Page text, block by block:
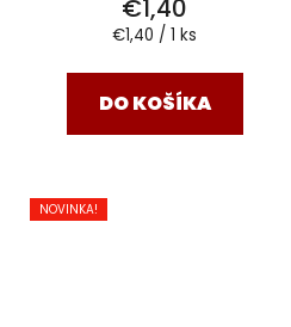
€1,40
Jednotková
€1,40 / 1 ks
DO KOŠÍKA
NOVINKA!